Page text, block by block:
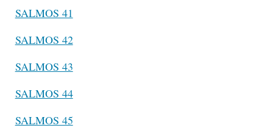
SALMOS 41
SALMOS 42
SALMOS 43
SALMOS 44
SALMOS 45